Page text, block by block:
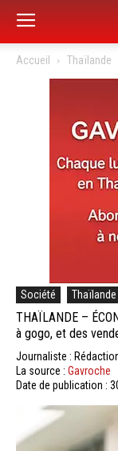
Accueil Thaïlande
Société Thaïlande
THAÏLANDE –
à gogo, et des
Journaliste :
La source : Gavroche
Date de publication :